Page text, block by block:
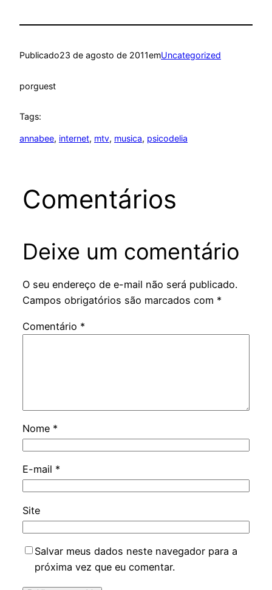
Publicado23 de agosto de 2011emUncategorized
porguest
Tags:
annabee, internet, mtv, musica, psicodelia
Comentários
Deixe um comentário
O seu endereço de e-mail não será publicado.
Campos obrigatórios são marcados com *
Comentário *
Nome *
E-mail *
Site
Salvar meus dados neste navegador para a
próxima vez que eu comentar.